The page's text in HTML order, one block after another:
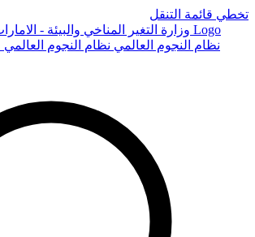
تخطي قائمة التنقل
Logo
نظام النجوم العالمي